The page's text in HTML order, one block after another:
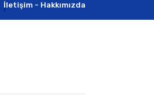
İletişim - Hakkımızda